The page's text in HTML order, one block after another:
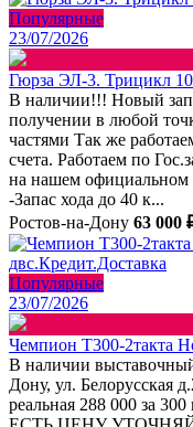
Популярные
23/07/2026
Гюрза ЭЛ-3. Трицикл
В наличии!!! Новый
получении в любой
частями Так же
счета. Работаем по
на нашем официальном
-Запас хода до 40 к...
Ростов-на-Дону 63 000
Популярные
23/07/2026
Чемпион Т300-2такта
В наличии
Дону, ул. Белорусская
реальная 288 000 за